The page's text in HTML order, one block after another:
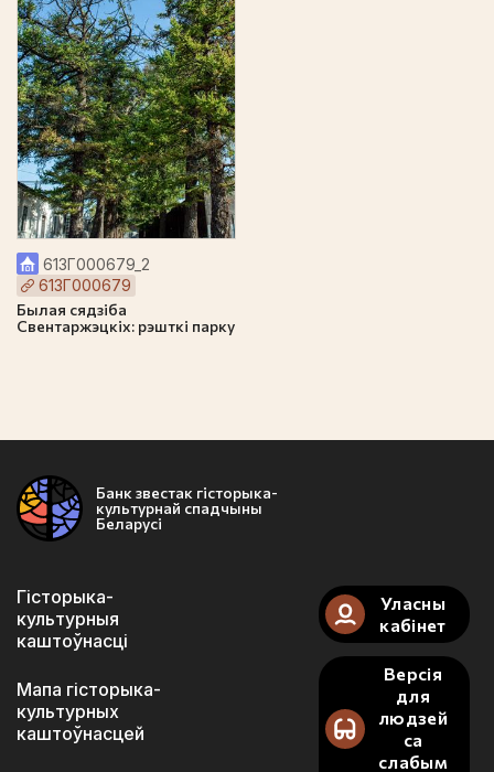
613Г000679_2
613Г000679
Былая сядзіба
Свентаржэцкіх: рэшткі парку
Банк звестак гісторыка-
культурнай спадчыны
Беларусі
Гісторыка-
культурныя
каштоўнасці
Мапа гісторыка-
культурных
каштоўнасцей
Уласны
кабінет
Версія
для
людзей
са
слабым